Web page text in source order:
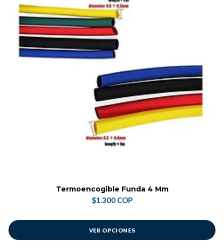
Termoencogible Funda 4 Mm
$1.300 COP
VER OPCIONES